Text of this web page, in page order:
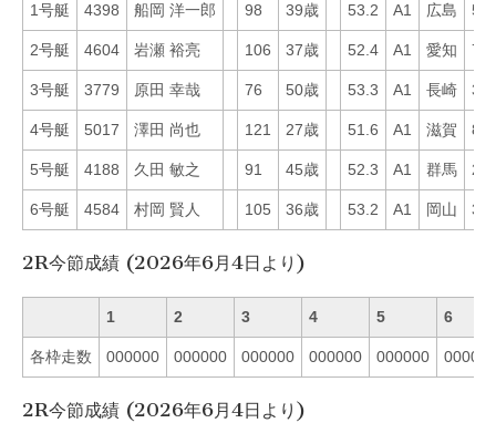
1号艇 4398 船岡 洋一郎 98 39歳 53.2 A1 広島 52
2号艇 4604 岩瀬 裕亮 106 37歳 52.4 A1 愛知 72
3号艇 3779 原田 幸哉 76 50歳 53.3 A1 長崎 34
4号艇 5017 澤田 尚也 121 27歳 51.6 A1 滋賀 82
5号艇 4188 久田 敏之 91 45歳 52.3 A1 群馬 29
6号艇 4584 村岡 賢人 105 36歳 53.2 A1 岡山 33
2R今節成績 (2026年6月4日より)
1 2 3 4 5 6
各枠走数 000000 000000 000000 000000 000000 000000
2R今節成績 (2026年6月4日より)